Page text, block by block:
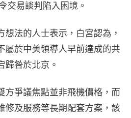
交易談判陷入困境。
想法的人士表示，白宮認為，
屬於中美領導人早前達成的共
歸咎於北京。
方爭議焦點並非飛機價格，而
修及服務等長期配套方案，該